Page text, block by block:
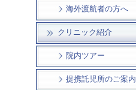
海外渡航者の方へ
クリニック紹介
院内ツアー
提携託児所のご案内